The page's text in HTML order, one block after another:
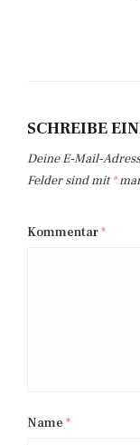
SCHREIBE
Deine E-Mail-
Felder sind mit*
Kommentar*
Name *